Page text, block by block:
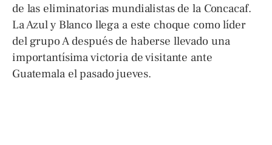
de las eliminatorias mundialistas de la Concacaf.
La Azul y Blanco llega a este choque como líder
del grupo A después de haberse llevado una
importantísima victoria de visitante ante
Guatemala el pasado jueves.